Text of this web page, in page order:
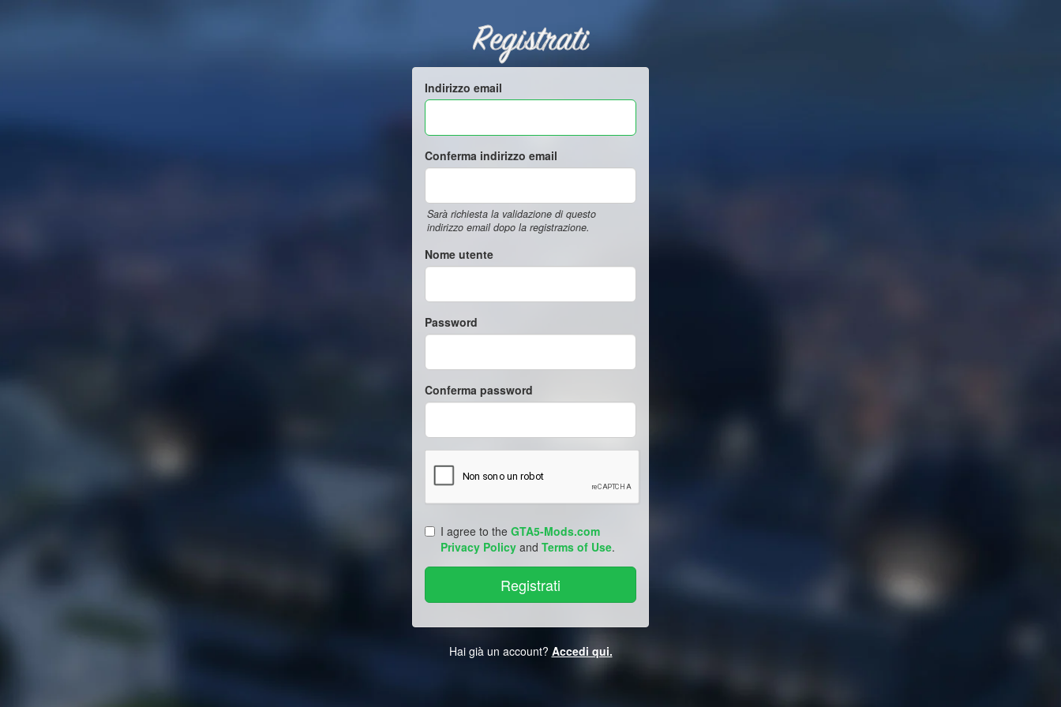
Registrati
Indirizzo email
Conferma indirizzo email
Sarà richiesta la validazione di questo
indirizzo email dopo la registrazione.
Nome utente
Password
Conferma password
I agree to the GTA5-Mods.com
Privacy Policy and Terms of Use.
Hai già un account? Accedi qui.